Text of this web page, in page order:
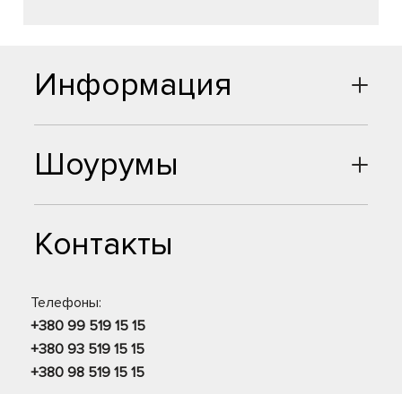
Шоурумы
Контакты
Телефоны:
+380 99 519 15 15
+380 93 519 15 15
+380 98 519 15 15
Информация